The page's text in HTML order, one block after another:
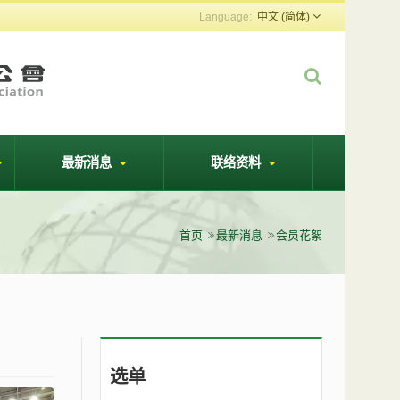
中文 (简体)
最新消息 联络资料
首页 最新消息 会员花絮
选单